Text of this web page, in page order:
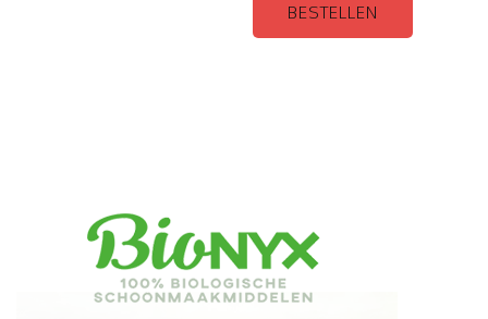
BESTELLEN